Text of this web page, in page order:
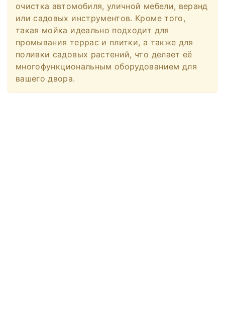
очистка автомобиля, уличной мебели, веранд
или садовых инструментов. Кроме того,
такая мойка идеально подходит для
промывания террас и плитки, а также для
поливки садовых растений, что делает её
многофункциональным оборудованием для
вашего двора.